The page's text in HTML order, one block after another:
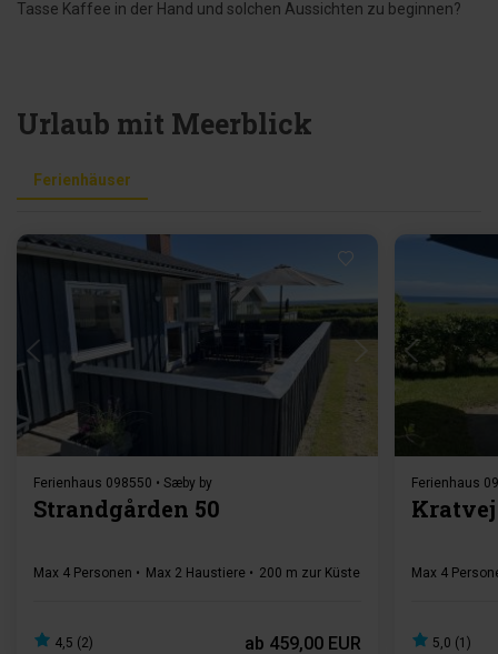
Tasse Kaffee in der Hand und solchen Aussichten zu beginnen?
Urlaub mit Meerblick
Ferienhäuser
Lädt ...
Ferienhaus 098550 • Sæby by
Strandgården 50
Max 4 Personen Max 2 Haustiere 200 m zur Küste 2 Schlafzimmer
4,5 (2) ab 459,00 EUR
Ferienhaus
Kratvej
Max 4
5,0 (1)